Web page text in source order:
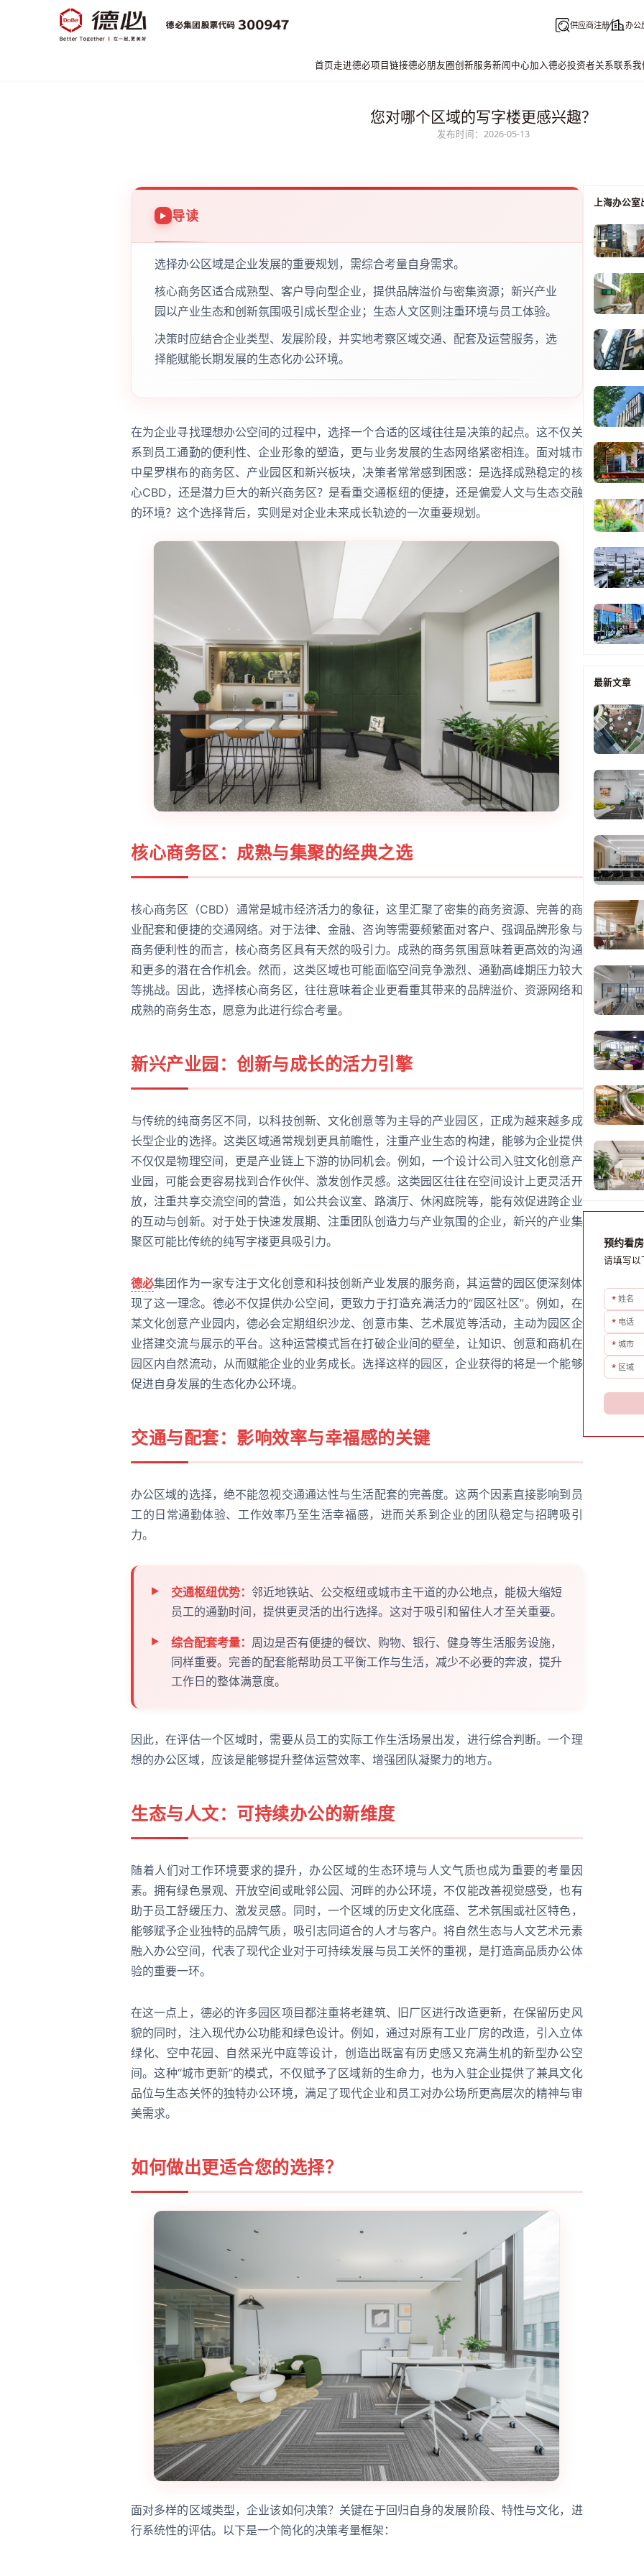
供应商注册 办公
首页走进德必项目链接德必朋友圈创新服务新闻中心加入德必投资者关系联系我
您对哪个区域的写字楼更感兴趣？
发布时间：2026-05-13
导读
选择办公区域是企业发展的重要规划，需综合考量自身需求。
核心商务区适合成熟型、客户导向型企业，提供品牌溢价与密集资源；新兴产业
园以产业生态和创新氛围吸引成长型企业；生态人文区则注重环境与员工体验。
决策时应结合企业类型、发展阶段，并实地考察区域交通、配套及运营服务，选
择能赋能长期发展的生态化办公环境。
在为企业寻找理想办公空间的过程中，选择一个合适的区域往往是决策的起点。这不仅关
系到员工通勤的便利性、企业形象的塑造，更与业务发展的生态网络紧密相连。面对城市
中星罗棋布的商务区、产业园区和新兴板块，决策者常常感到困惑：是选择成熟稳定的核
心CBD，还是潜力巨大的新兴商务区？是看重交通枢纽的便捷，还是偏爱人文与生态交融
的环境？这个选择背后，实则是对企业未来成长轨迹的一次重要规划。
核心商务区：成熟与集聚的经典之选
核心商务区（CBD）通常是城市经济活力的象征，这里汇聚了密集的商务资源、完善的商
业配套和便捷的交通网络。对于法律、金融、咨询等需要频繁面对客户、强调品牌形象与
商务便利性的而言，核心商务区具有天然的吸引力。成熟的商务氛围意味着更高效的沟通
和更多的潜在合作机会。然而，这类区域也可能面临空间竞争激烈、通勤高峰期压力较大
等挑战。因此，选择核心商务区，往往意味着企业更看重其带来的品牌溢价、资源网络和
成熟的商务生态，愿意为此进行综合考量。
新兴产业园：创新与成长的活力引擎
与传统的纯商务区不同，以科技创新、文化创意等为主导的产业园区，正成为越来越多成
长型企业的选择。这类区域通常规划更具前瞻性，注重产业生态的构建，能够为企业提供
不仅仅是物理空间，更是产业链上下游的协同机会。例如，一个设计公司入驻文化创意产
业园，可能会更容易找到合作伙伴、激发创作灵感。这类园区往往在空间设计上更灵活开
放，注重共享交流空间的营造，如公共会议室、路演厅、休闲庭院等，能有效促进跨企业
的互动与创新。对于处于快速发展期、注重团队创造力与产业氛围的企业，新兴的产业集
聚区可能比传统的纯写字楼更具吸引力。
德必集团作为一家专注于文化创意和科技创新产业发展的服务商，其运营的园区便深刻体
现了这一理念。德必不仅提供办公空间，更致力于打造充满活力的“园区社区”。例如，在
某文化创意产业园内，德必会定期组织沙龙、创意市集、艺术展览等活动，主动为园区企
业搭建交流与展示的平台。这种运营模式旨在打破企业间的壁垒，让知识、创意和商机在
园区内自然流动，从而赋能企业的业务成长。选择这样的园区，企业获得的将是一个能够
促进自身发展的生态化办公环境。
交通与配套：影响效率与幸福感的关键
办公区域的选择，绝不能忽视交通通达性与生活配套的完善度。这两个因素直接影响到员
工的日常通勤体验、工作效率乃至生活幸福感，进而关系到企业的团队稳定与招聘吸引
力。
交通枢纽优势： 邻近地铁站、公交枢纽或城市主干道的办公地点，能极大缩短
员工的通勤时间，提供更灵活的出行选择。这对于吸引和留住人才至关重要。
综合配套考量： 周边是否有便捷的餐饮、购物、银行、健身等生活服务设施，
同样重要。完善的配套能帮助员工平衡工作与生活，减少不必要的奔波，提升
工作日的整体满意度。
因此，在评估一个区域时，需要从员工的实际工作生活场景出发，进行综合判断。一个理
想的办公区域，应该是能够提升整体运营效率、增强团队凝聚力的地方。
生态与人文：可持续办公的新维度
随着人们对工作环境要求的提升，办公区域的生态环境与人文气质也成为重要的考量因
素。拥有绿色景观、开放空间或毗邻公园、河畔的办公环境，不仅能改善视觉感受，也有
助于员工舒缓压力、激发灵感。同时，一个区域的历史文化底蕴、艺术氛围或社区特色，
能够赋予企业独特的品牌气质，吸引志同道合的人才与客户。将自然生态与人文艺术元素
融入办公空间，代表了现代企业对于可持续发展与员工关怀的重视，是打造高品质办公体
验的重要一环。
在这一点上，德必的许多园区项目都注重将老建筑、旧厂区进行改造更新，在保留历史风
貌的同时，注入现代办公功能和绿色设计。例如，通过对原有工业厂房的改造，引入立体
绿化、空中花园、自然采光中庭等设计，创造出既富有历史感又充满生机的新型办公空
间。这种“城市更新”的模式，不仅赋予了区域新的生命力，也为入驻企业提供了兼具文化
品位与生态关怀的独特办公环境，满足了现代企业和员工对办公场所更高层次的精神与审
美需求。
如何做出更适合您的选择？
面对多样的区域类型，企业该如何决策？关键在于回归自身的发展阶段、特性与文化，进
行系统性的评估。以下是一个简化的决策考量框架：
上海办公室
最新文章
预约看房
请填写以
* 姓名
* 电话
* 城市
* 区域